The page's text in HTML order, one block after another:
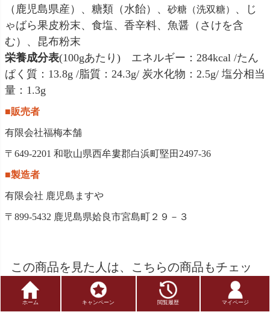
（鹿児島県産）、糖類（水飴）、 砂糖（洗双糖）
、じ
ゃばら果皮粉末、食塩、香辛料、魚醤（さけを含
む）、昆布粉末
栄養成分表(100gあたり) エネルギー：284kcal /たん
ぱく質：13.8g /脂質：24.3g/ 炭水化物：2.5g/ 塩分相当
量：1.3g
■販売者
有限会社福梅本舗
〒649-2201 和歌山県西牟婁郡白浜町堅田2497-36
■製造者
有限会社 鹿児島ますや
〒899-5432 鹿児島県姶良市宮島町２９－３
この商品を見た人は、こちらの商品もチェッ
クしています！
ホーム キャンペーン 閲覧履歴 マイページ